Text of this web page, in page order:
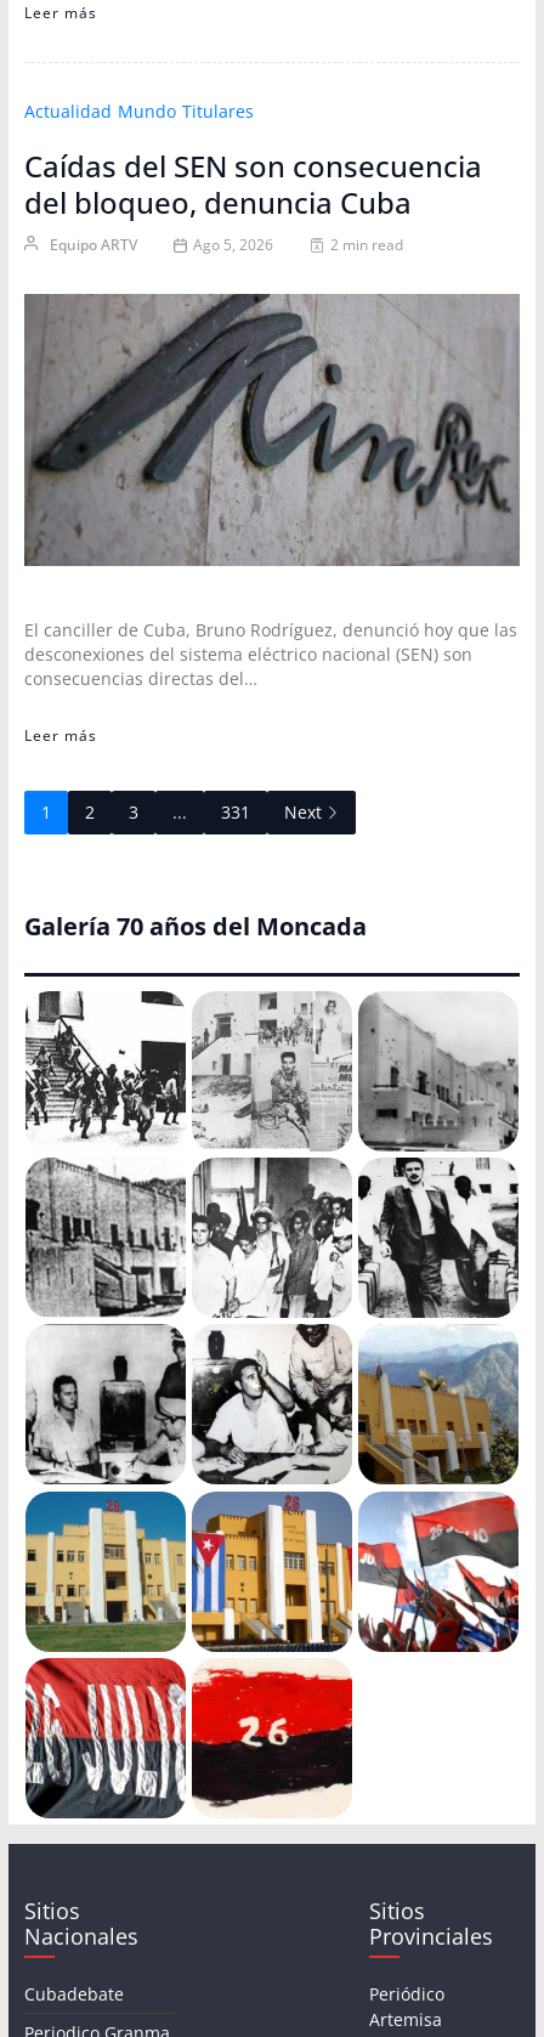
Leer más
Actualidad Mundo Titulares
Caídas del SEN son consecuencia
del bloqueo, denuncia Cuba
Equipo ARTV Ago 5, 2026 2 min read
El canciller de Cuba, Bruno Rodríguez, denunció hoy que las
desconexiones del sistema eléctrico nacional (SEN) son
consecuencias directas del…
Leer más
1 2 3 ... 331 Next
Galería 70 años del Moncada
Sitios
Nacionales
Cubadebate
Sitios
Provinciales
Periódico
Artemisa